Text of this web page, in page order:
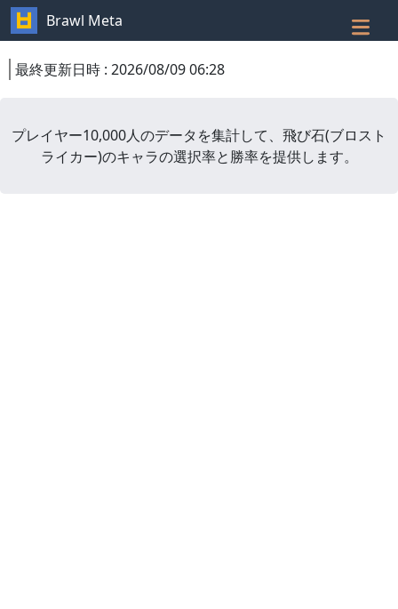
Brawl Meta
最終更新日時 : 2026/08/09 06:28
プレイヤー10,000人のデータを集計して、 飛び石(ブロスト
ライカー)のキャラの選択率と勝率を提供します。